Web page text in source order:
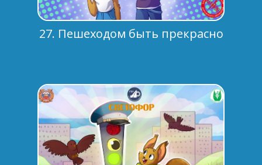
27. Пешеходом быть прекрасно